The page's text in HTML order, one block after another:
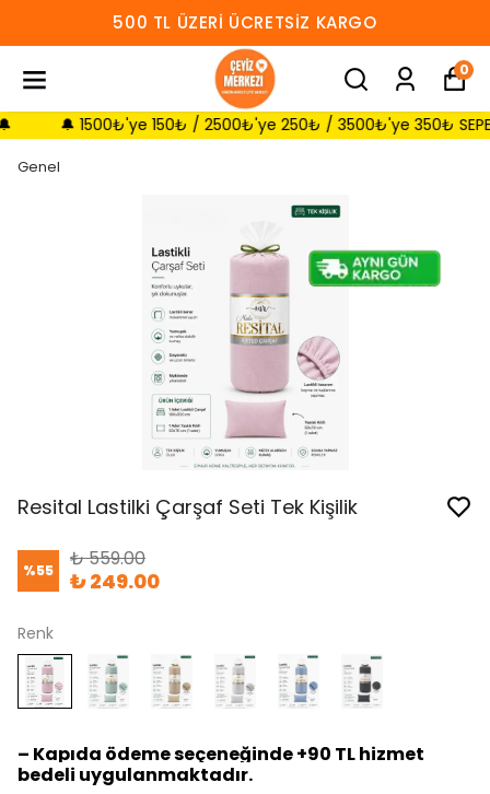
500 TL ÜZERI ÜCRETSIZ KARGO
0
🔔 1500₺'ye 150₺ / 2500₺'ye 250₺ / 3500₺'ye 350₺ SEPETTE
Genel
Resital Lastilki Çarşaf Seti Tek Kişilik
%55 ₺ 559.00
₺ 249.00
Renk
– Kapıda ödeme seçeneğinde +90 TL hizmet
bedeli uygulanmaktadır.